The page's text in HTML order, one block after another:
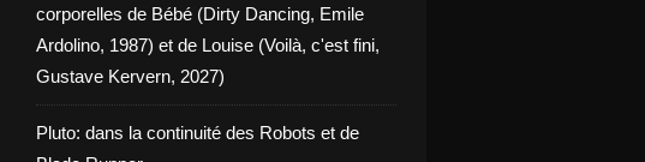
corporelles de Bébé (Dirty Dancing, Emile
Ardolino, 1987) et de Louise (Voilà, c'est fini,
Gustave Kervern, 2027)
Pluto: dans la continuité des Robots et de